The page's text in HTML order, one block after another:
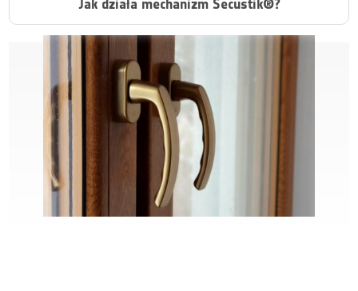
Jak działa mechanizm Secustik®?
HOPPE Toulon - biały